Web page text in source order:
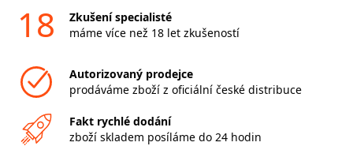
18
Zkušení specialisté
máme více než 18 let zkušeností
Autorizovaný prodejce
prodáváme zboží z oficiální české distribuce
Fakt rychlé dodání
zboží skladem posíláme do 24 hodin